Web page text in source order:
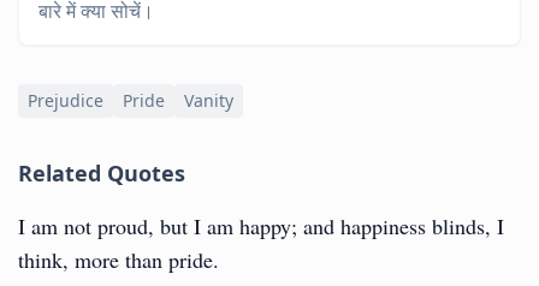
बारे में क्या सोचें।
Prejudice Pride Vanity
Related Quotes
I am not proud, but I am happy; and happiness blinds, I
think, more than pride.